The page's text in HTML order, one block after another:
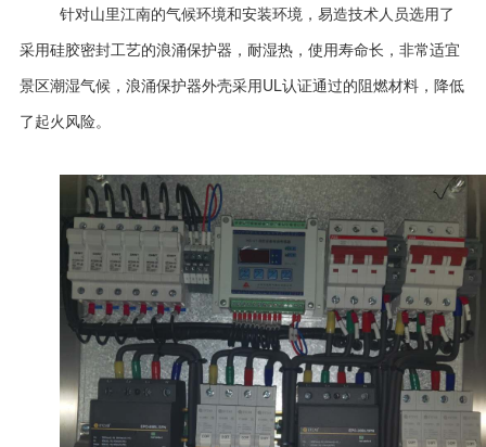
针对山里江南的气候环境和安装环境，易造技术人员选用了
采用硅胶密封工艺的浪涌保护器，耐湿热，使用寿命长，非常适宜
景区潮湿气候，浪涌保护器外壳采用UL认证通过的阻燃材料，降低
了起火风险。